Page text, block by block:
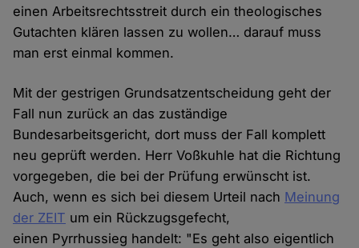
einen Arbeitsrechtsstreit durch ein theologisches
Gutachten klären lassen zu wollen… darauf muss
man erst einmal kommen.
Mit der gestrigen Grundsatzentscheidung geht der
Fall nun zurück an das zuständige
Bundesarbeitsgericht, dort muss der Fall komplett
neu geprüft werden. Herr Voßkuhle hat die Richtung
vorgegeben, die bei der Prüfung erwünscht ist.
Auch, wenn es sich bei diesem Urteil nach Meinung
der ZEIT um ein Rückzugsgefecht,
einen Pyrrhussieg handelt: "Es geht also eigentlich